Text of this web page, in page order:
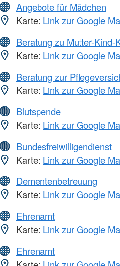
Angebote für Mädchen
Karte: Link zur Google
Beratung zu Mutter-Kind-
Karte: Link zur Google
Beratung zur
Karte: Link zur Google
Blutspende
Karte: Link zur Google
Bundesfreiwilligendienst
Karte: Link zur Google
Dementenbetreuung
Karte: Link zur Google
Ehrenamt
Karte: Link zur Google
Ehrenamt